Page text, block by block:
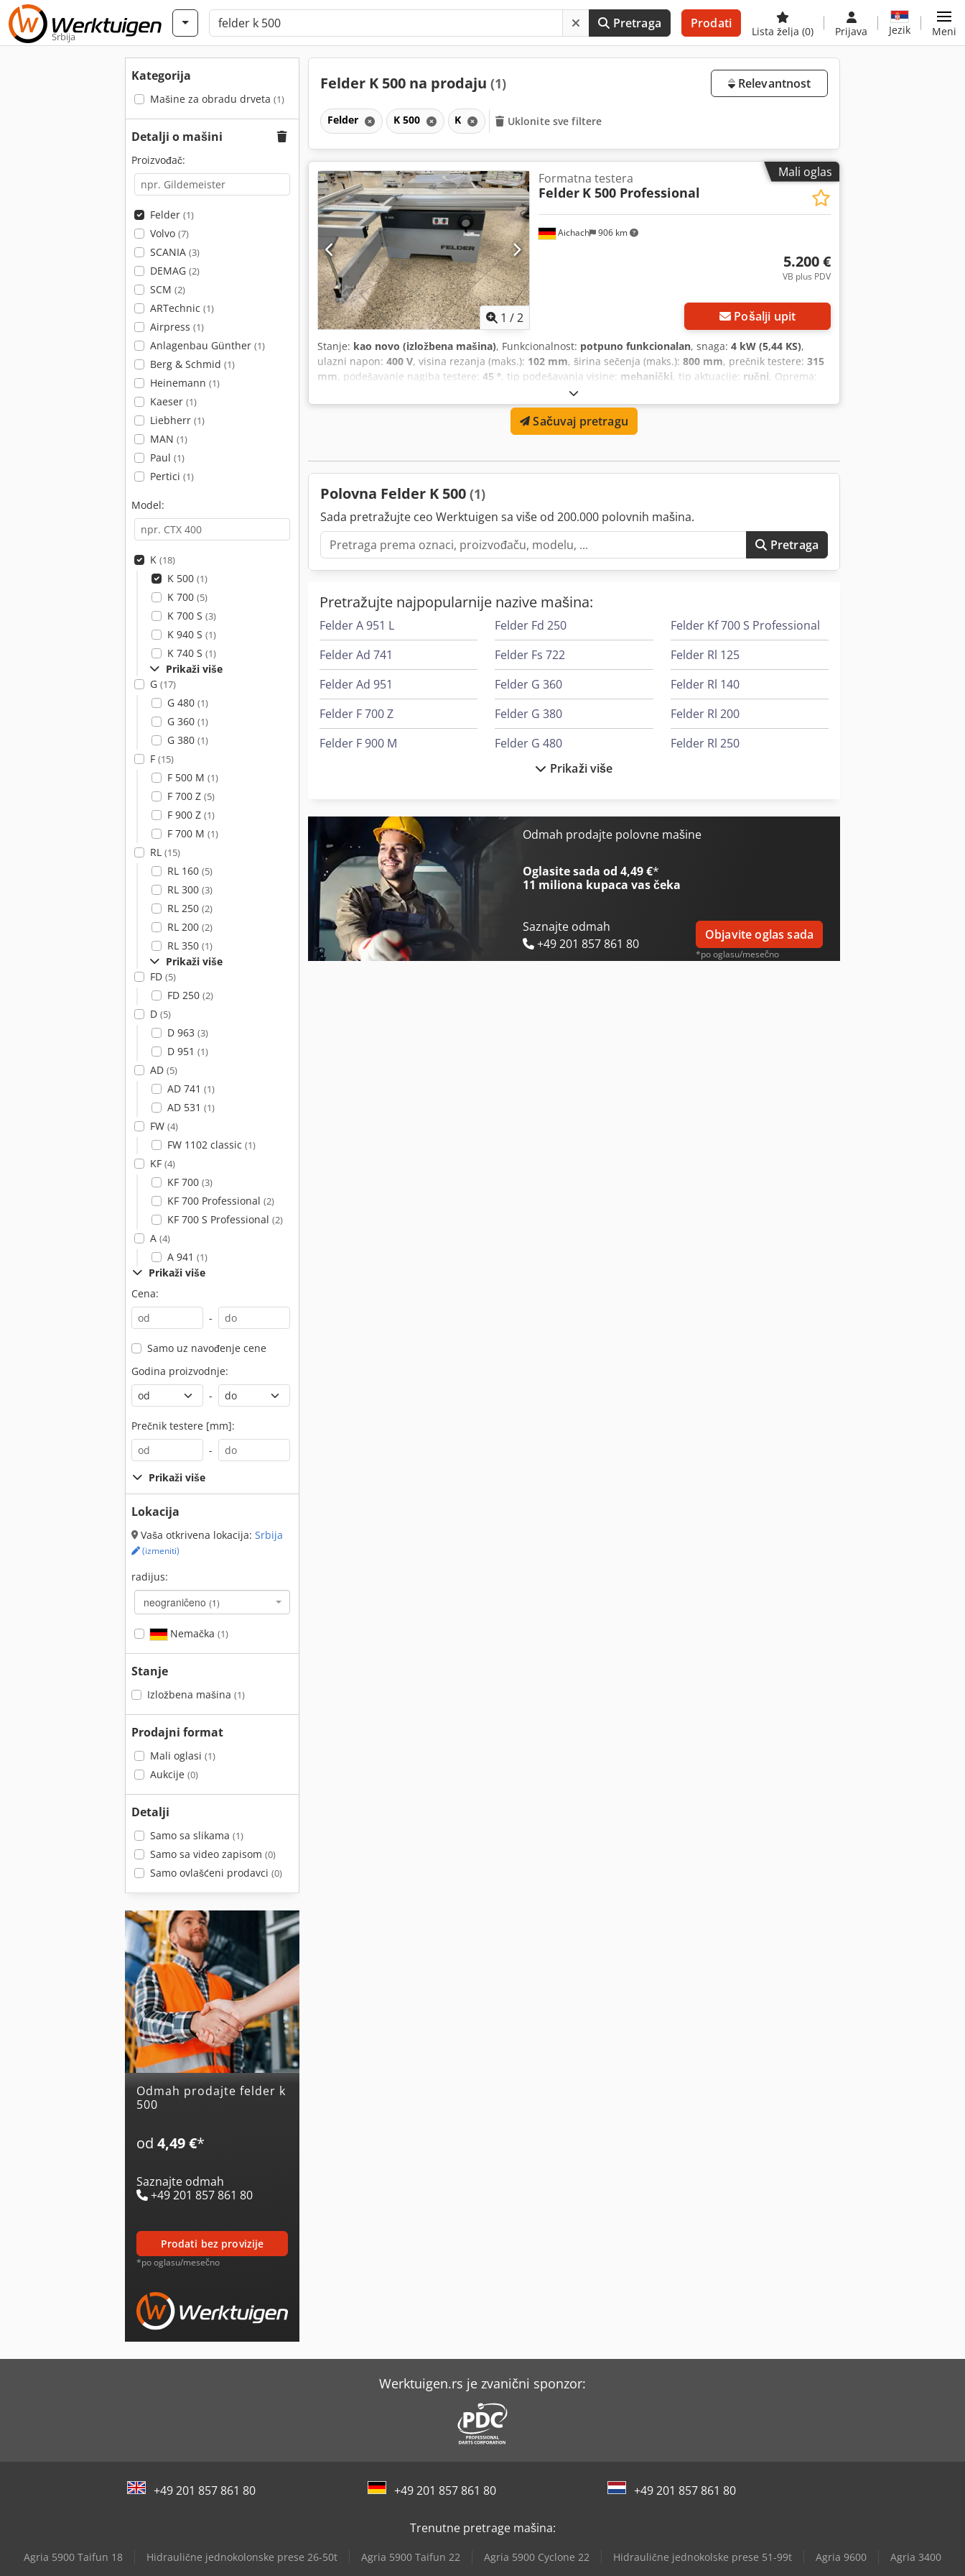
Srbija
Pretraga Prodati
Lista želja (0) Prijava Jezik Meni
Kategorija
Mašine za obradu drveta (1)
Detalji o mašini
Proizvođač:
Felder (1)
Volvo (7)
SCANIA (3)
DEMAG (2)
SCM (2)
ARTechnic (1)
Airpress (1)
Anlagenbau Günther (1)
Berg & Schmid (1)
Heinemann (1)
Kaeser (1)
Liebherr (1)
MAN (1)
Paul (1)
Pertici (1)
Model:
K (18)
K 500 (1)
K 700 (5)
K 700 S (3)
K 940 S (1)
K 740 S (1)
Prikaži više
G (17)
G 480 (1)
G 360 (1)
G 380 (1)
F (15)
F 500 M (1)
F 700 Z (5)
F 900 Z (1)
F 700 M (1)
RL (15)
RL 160 (5)
RL 300 (3)
RL 250 (2)
RL 200 (2)
RL 350 (1)
Prikaži više
FD (5)
FD 250 (2)
D (5)
D 963 (3)
D 951 (1)
AD (5)
AD 741 (1)
AD 531 (1)
FW (4)
FW 1102 classic (1)
KF (4)
KF 700 (3)
KF 700 Professional (2)
KF 700 S Professional (2)
A (4)
A 941 (1)
Prikaži više
Cena:
-
Samo uz navođenje cene
Godina proizvodnje:
-
Prečnik testere [mm]:
-
Prikaži više
Lokacija
Vaša otkrivena lokacija: Srbija
(izmeniti)
radijus:
neograničeno (1)
Nemačka (1)
Stanje
Izložbena mašina (1)
Prodajni format
Mali oglasi (1)
Aukcije (0)
Detalji
Samo sa slikama (1)
Samo sa video zapisom (0)
Samo ovlašćeni prodavci (0)
Odmah prodajte felder k
500
od 4,49 €*
Saznajte odmah
+49 201 857 861 80
prodati bez provizije
*po oglasu/mesečno
Felder K 500 na prodaju (1) Relevantnost
Felder K 500 K Uklonite sve filtere
Mali oglas
Zatražite više slika
1 /2
Aichach 906 km
Formatna testera
Felder K 500 Professional
5.200 €
VB plus PDV
Pošalji upit
Stanje: kao novo (izložbena mašina), Funkcionalnost: potpuno funkcionalan, snaga: 4 kW (5,44 KS),
ulazni napon: 400 V, visina rezanja (maks.): 102 mm, širina sečenja (maks.): 800 mm, prečnik testere: 315
mm, podešavanje nagiba testere: 45 °, tip podešavanja visine: mehanički, tip aktuacije: ručni, Oprema:
, Demonstracijski model sa malim brojem radnih sati, sa 5 dodatnih opcija; 5,5 kW, predrezna
jedinica sa sopstvenim motorom, precizno podesivi oslonac kružne testere, širina reza 800 mm sa punom
dužinom stola, skala za uglove na ramu produžetka... Sto za rezanje sa kliznim mehanizmom, dužina reza
2050 mm, Preporučena maloprodajna cena 7.423,- plus PDV. Ušteda 2.223 evra! Cjdpfx Abjzi Dcls Esrf
Sačuvaj pretragu
Polovna Felder K 500 (1)
Sada pretražujte ceo Werktuigen sa više od 200.000 polovnih mašina.
Pretraga
Pretražujte najpopularnije nazive mašina:
Felder A 951 L
Felder Ad 741
Felder Ad 951
Felder F 700 Z
Felder F 900 M
Felder Fbp 60
Felder Fd 21 Professional
Felder Fd 250
Felder Fs 722
Felder G 360
Felder G 380
Felder G 480
Felder K 700
Felder Kf 700
Felder Kf 700 S Professional
Felder Rl 125
Felder Rl 140
Felder Rl 200
Felder Rl 250
Prikaži više
Odmah prodajte polovne mašine
Oglasite sada od 4,49 €*
11 miliona kupaca vas čeka
Saznajte odmah
+49 201 857 861 80
Objavite oglas sada
*po oglasu/mesečno
Werktuigen.rs je zvanični sponzor:
+49 201 857 861 80 +49 201 857 861 80 +49 201 857 861 80
Trenutne pretrage mašina:
Agria 5900 Taifun 18 Hidraulične jednokolonske prese 26-50t Agria 5900 Taifun 22 Agria 5900 Cyclone 22 Hidraulične jednokolske prese 51-99t Agria 9600 Agria 3400